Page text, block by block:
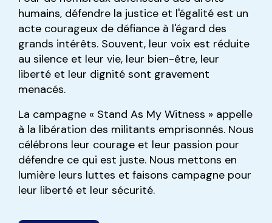
humains, défendre la justice et l'égalité est un
acte courageux de défiance à l'égard des
grands intérêts. Souvent, leur voix est réduite
au silence et leur vie, leur bien-être, leur
liberté et leur dignité sont gravement
menacés.
La campagne « Stand As My Witness » appelle
à la libération des militants emprisonnés. Nous
célébrons leur courage et leur passion pour
défendre ce qui est juste. Nous mettons en
lumière leurs luttes et faisons campagne pour
leur liberté et leur sécurité.